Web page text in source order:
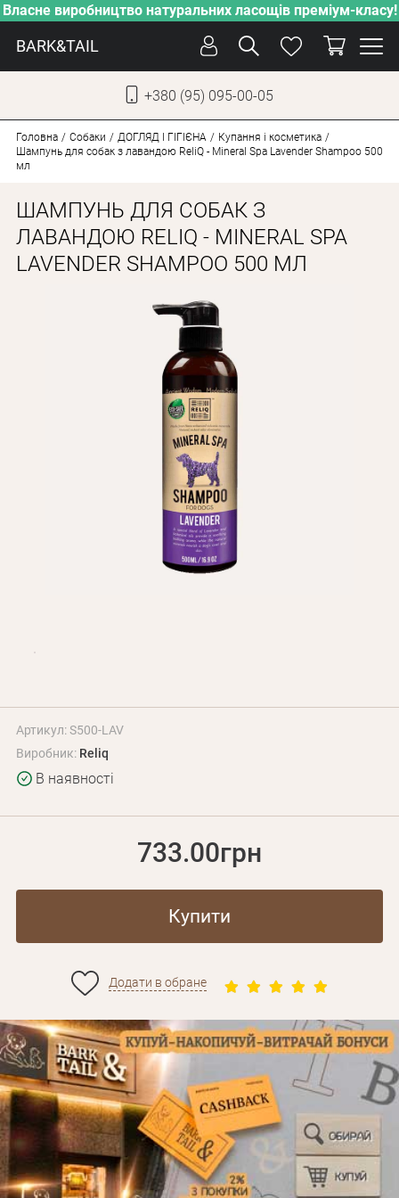
Власне виробництво натуральних ласощів преміум-класу!
BARK&TAIL
+380 (95) 095-00-05
ПІКЛУВАННЯ
ВІД СПЕКИ
ВЛАСНЕ ВИРОБНИЦТВО
НОВИНКИ
АКЦІЇ
ДЛЯ КОТІВ
Оплата і доставка
Програма лояльності
Про Нас
Оптовим клієнтам
Контакти
+380 (95) 095-00-05
Головна Собаки ДОГЛЯД І ГІГІЄНА
Купання і косметика
Шампунь для собак з лавандою ReliQ - Mineral Spa Lavender Shampoo 500
мл
ШАМПУНЬ ДЛЯ СОБАК З
ЛАВАНДОЮ RELIQ - MINERAL SPA
LAVENDER SHAMPOO 500 МЛ
Артикул: S500-LAV
Виробник: Reliq
В наявності
733.00грн
Купити
Додати в обране